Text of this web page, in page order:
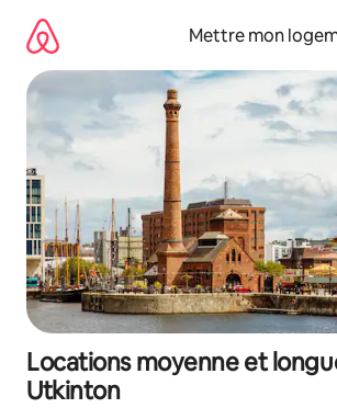
directement
contenu
Mettre mon
Locations moyenne et
Utkinton